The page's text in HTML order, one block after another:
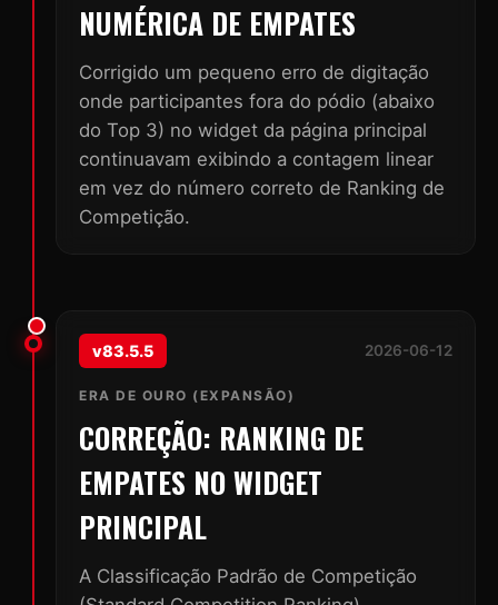
NUMÉRICA DE EMPATES
Corrigido um pequeno erro de digitação
onde participantes fora do pódio (abaixo
do Top 3) no widget da página principal
continuavam exibindo a contagem linear
em vez do número correto de Ranking de
Competição.
v83.5.5 2026-06-12
ERA DE OURO (EXPANSÃO)
CORREÇÃO: RANKING DE
EMPATES NO WIDGET
PRINCIPAL
A Classificação Padrão de Competição